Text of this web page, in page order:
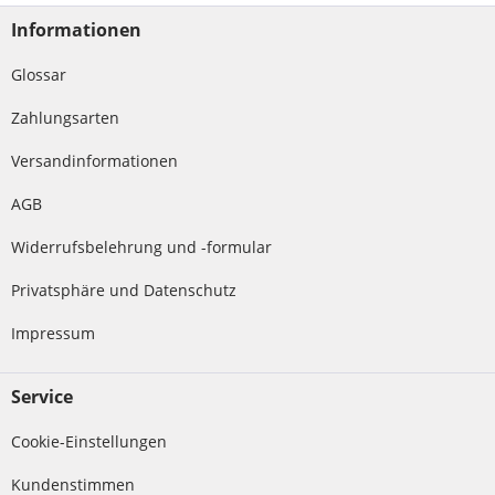
Informationen
Glossar
Zahlungsarten
Versandinformationen
AGB
Widerrufsbelehrung und -formular
Privatsphäre und Datenschutz
Impressum
Service
Cookie-Einstellungen
Kundenstimmen